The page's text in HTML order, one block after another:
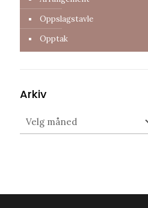
Oppslagstavle
Opptak
Arkiv